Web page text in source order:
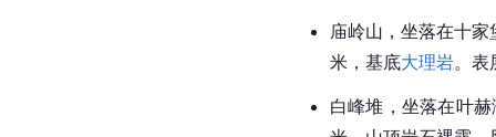
庙岭山，坐落在十家
米，基底大理岩。表
白峰堆，坐落在叶赫